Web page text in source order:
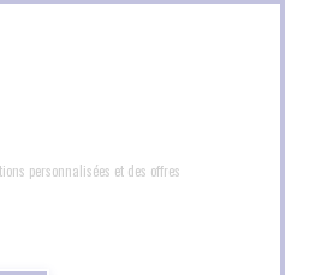
personnalisées et des offres